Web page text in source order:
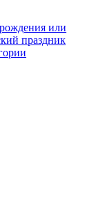
или
праздник